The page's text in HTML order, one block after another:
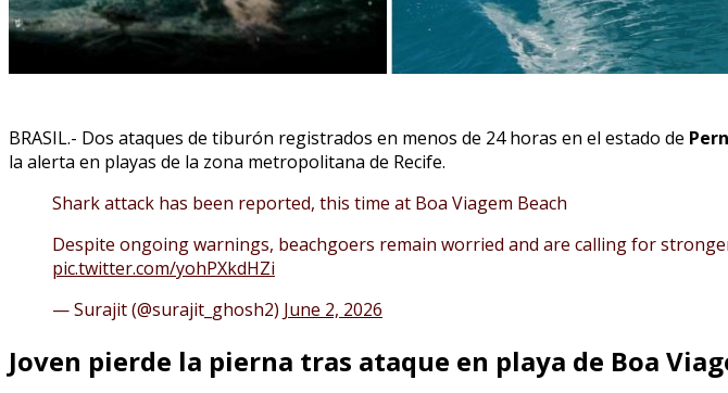
BRASIL.- Dos ataques de tiburón registrados en menos de 24 horas en el estado de
la alerta en playas de la zona metropolitana de Recife.
Shark attack has been reported, this time at Boa Viagem Beach
Despite ongoing warnings, beachgoers remain worried and are calling for
pic.twitter.com/yohPXkdHZi
— Surajit (@surajit_ghosh2) June 2, 2026
Joven pierde la pierna tras ataque en playa de Boa